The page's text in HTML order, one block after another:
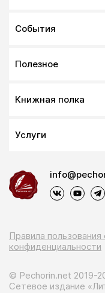
События
Полезное
Книжная полка
Услуги
© Pechorin.net 2019-
Сетевое издание
Правила пользования
конфиденциальности